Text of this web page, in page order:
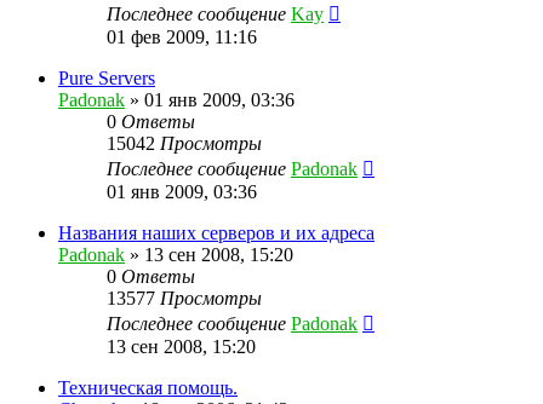
Последнее сообщение Kay
01 фев 2009, 11:16
Pure Servers
Padonak » 01 янв 2009, 03:36
0 Ответы
15042 Просмотры
Последнее сообщение Padonak
01 янв 2009, 03:36
Названия наших серверов и их адреса
Padonak » 13 сен 2008, 15:20
0 Ответы
13577 Просмотры
Последнее сообщение Padonak
13 сен 2008, 15:20
Техническая помощь.